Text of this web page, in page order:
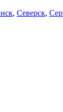
, Северск,